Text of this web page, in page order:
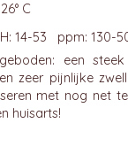
C
14-53 ppm: 130-
een
zeer pijnlijke
met nog net
huisarts!